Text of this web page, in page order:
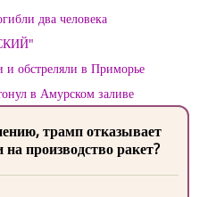
два человека
и обстреляли в Приморье
в Амурском заливе
трамп отказывает
производство ракет?